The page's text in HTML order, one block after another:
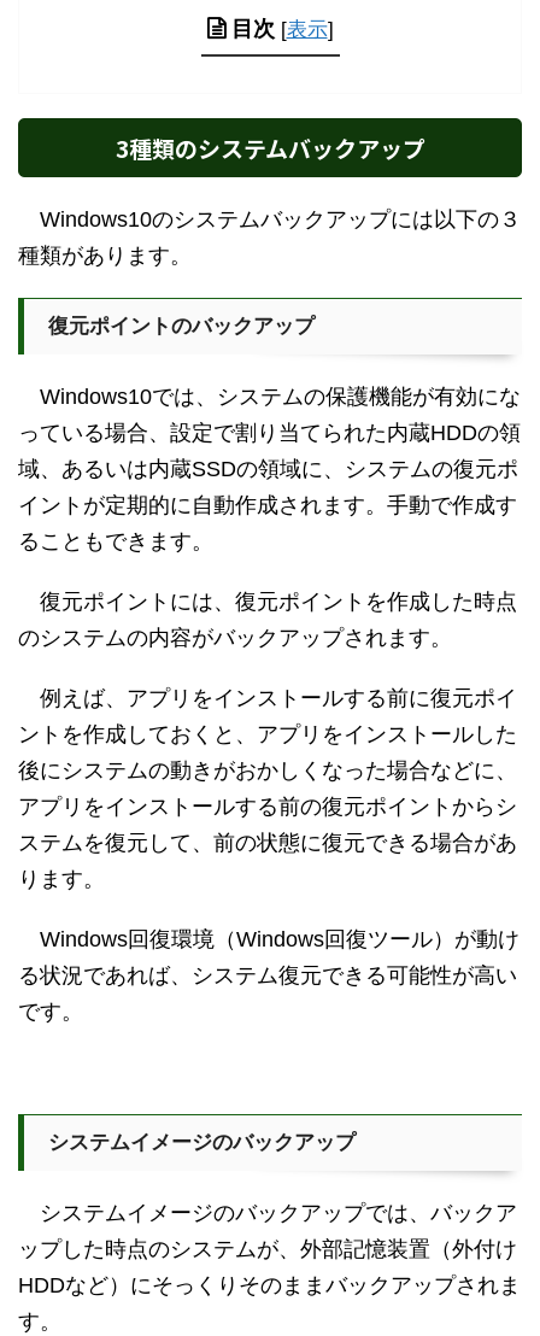
目次 [表示]
3種類のシステムバックアップ
Windows10のシステムバックアップには以下の３
種類があります。
復元ポイントのバックアップ
Windows10では、システムの保護機能が有効にな
っている場合、設定で割り当てられた内蔵HDDの領
域、あるいは内蔵SSDの領域に、システムの復元ポ
イントが定期的に自動作成されます。手動で作成す
ることもできます。
復元ポイントには、復元ポイントを作成した時点
のシステムの内容がバックアップされます。
例えば、アプリをインストールする前に復元ポイ
ントを作成しておくと、アプリをインストールした
後にシステムの動きがおかしくなった場合などに、
アプリをインストールする前の復元ポイントからシ
ステムを復元して、前の状態に復元できる場合があ
ります。
Windows回復環境（Windows回復ツール）が動け
る状況であれば、システム復元できる可能性が高い
です。
システムイメージのバックアップ
システムイメージのバックアップでは、バックア
ップした時点のシステムが、外部記憶装置（外付け
HDDなど）にそっくりそのままバックアップされま
す。